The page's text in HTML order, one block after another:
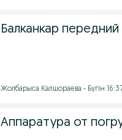
Балканкар
Жолбарыса Калшораева - Бүгін
Аппаратура от